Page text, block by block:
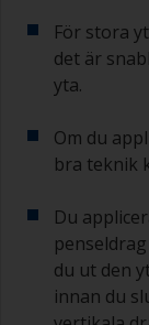
med
För stora
det är
yta.
Om du
bra teknik
Du
du ut den
innan du